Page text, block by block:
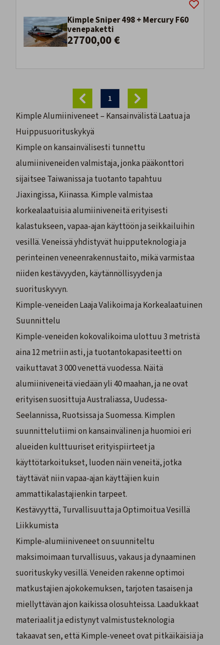
Kimple Sniper 498 + Mercury F60
venepaketti
27700,00 €
1
Kimple Alumiiniveneet – Kansainvälistä Laatua ja
Huippusuorituskykyä
Kimple on kansainvälisesti tunnettu
alumiiniveneiden valmistaja, jonka pääkonttori
sijaitsee Taiwanissa ja tuotanto tapahtuu
Jiaxingissa, Kiinassa. Kimple valmistaa
korkealaatuisia alumiiniveneitä erityisesti
kalastukseen, vapaa-ajan käyttöön ja seikkailuihin
vesillä. Veneissä yhdistyvät huipputeknologia ja
perinteinen veneenrakennustaito, mikä varmistaa
niiden kestävyyden, käytännöllisyyden ja
suorituskyvyn.
Kimple-veneiden Laaja Valikoima ja Korkealaatuinen
Suunnittelu
Kimple-veneiden kokovalikoima ulottuu 3 metristä
aina 12 metriin asti, ja tuotantokapasiteetti on
vaikuttavat 3 000 venettä vuodessa. Näitä
alumiiniveneitä viedään yli 40 maahan, ja ne ovat
erityisen suosittuja Australiassa, Uudessa-
Seelannissa, Ruotsissa ja Suomessa. Kimplen
suunnittelutiimi on kansainvälinen ja huomioi eri
alueiden kulttuuriset erityispiirteet ja
käyttötarkoitukset, luoden näin veneitä, jotka
täyttävät niin vapaa-ajan käyttäjien kuin
ammattikalastajienkin tarpeet.
Kestävyyttä, Turvallisuutta ja Optimoitua Vesillä
Liikkumista
Kimple-alumiiniveneet on suunniteltu
maksimoimaan turvallisuus, vakaus ja dynaaminen
suorituskyky vesillä. Veneiden rakenne optimoi
matkustajien ajokokemuksen, tarjoten tasaisen ja
miellyttävän ajon kaikissa olosuhteissa. Laadukkaat
materiaalit ja edistynyt valmistusteknologia
takaavat sen, että Kimple-veneet ovat pitkäikäisiä ja